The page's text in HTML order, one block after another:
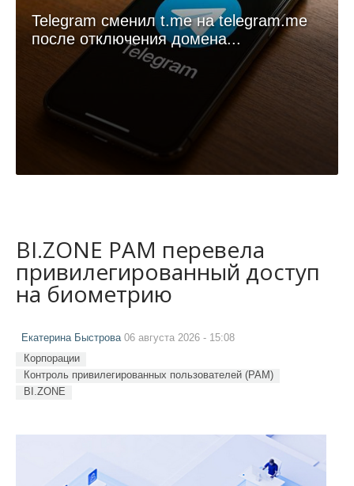
Telegram сменил t.me на telegram.me
после отключения домена...
BI.ZONE PAM перевела
привилегированный доступ
на биометрию
Екатерина Быстрова 06 августа 2026 - 15:08
Корпорации
Контроль привилегированных пользователей (PAM)
BI.ZONE